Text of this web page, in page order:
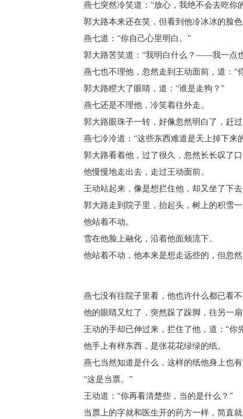
燕七突然冷笑道：“放心，我绝不会去吃你
郭大路本来还在笑，但看到他冷冰冰的脸色
燕七道：“你自己心里明白。”
郭大路苦笑道：“我明白什么？——我一点
燕七也不理他，忽然走到王动面前，道：“
郭大路瞪大了眼睛，道：“谁是走狗？”
燕七还是不理他，冷笑着往外走。
郭大路眼珠子一转，好像忽然明白了，赶过
燕七冷冷道：“这些东西难道是天上掉下来
郭大路看着他，过了很久，忽然长长叹了
他慢慢地走出去，走过王动面前。
王动站起来，像是想拦住他，却又坐了下去
郭大路走到院子里，抬起头，树上的积雪一
他站着不动。
雪在他脸上融化，沿着他面颊流下。
他站着不动，他本来是想走远些的，但忽然
燕七没有往院子里看，他也许什么都已看不
他的眼睛又红了，突然跺了跺脚，往另一扇
王动的手却已伸过来，拦住了他，道：“你
他手上有样东西，是张花花绿绿的纸。
燕七当然知道是什么，这样的纸他身上也有
“这是当票。”
王动道：“你再看清楚些，当的是什么？”
当票上的字就和医生开的药方一样，简直就